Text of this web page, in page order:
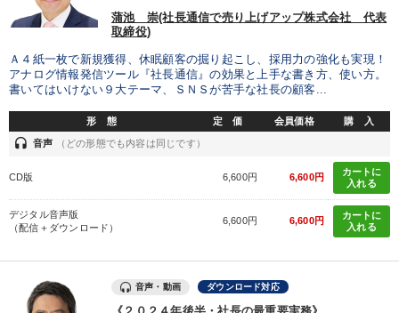
財務・数字力の向上 業績を伸ばしたい 発想力を磨きたい
経営を改善したい 財務・数字力の向上
リーダーの魅力向上
キーワード
蒲池 崇(社長通信で売り上げアップ株式会社 代表
取締役)
Ａ４紙一枚で新規獲得、休眠顧客の掘り起こし、採用力の強化も実現！
アナログ情報発信ツール『社長通信』の効果と上手な書き方、使い方。
書いてはいけない９大テーマ、ＳＮＳが苦手な社長の顧客...
形 態 定 価 会員価格 購 入
headset 音声 （どの形態でも内容は同じです）
CD版 6,600円 6,600円
カートに
入れる
デジタル音声版
（配信＋ダウンロード）
6,600円 6,600円
カートに
入れる
音声・動画 ダウンロード対応